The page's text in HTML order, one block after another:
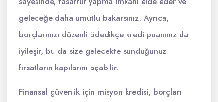
geleceğe daha umutlu bakarsınız. Ayrıca,
borçlarınızı düzenli ödedikçe kredi puanınız da
iyileşir, bu da size gelecekte sunduğunuz
fırsatların kapılarını açabilir.
Finansal güvenlik için misyon kredisi, borçları